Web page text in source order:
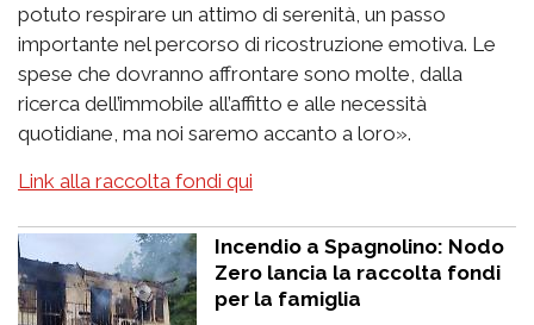
potuto respirare un attimo di serenità, un passo
importante nel percorso di ricostruzione emotiva. Le
spese che dovranno affrontare sono molte, dalla
ricerca dell’immobile all’affitto e alle necessità
quotidiane, ma noi saremo accanto a loro».
Link alla raccolta fondi qui
Incendio a Spagnolino: Nodo
Zero lancia la raccolta fondi
per la famiglia